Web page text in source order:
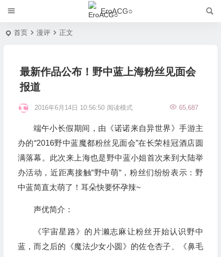
EroACG○
首页 漫评 正文
最新作品公布！野中蓝上海粉丝见面会
报道
2016年6月14日 10:56:50 65,687
阅读模式
端午小长假期间，由《诺诺来自异世界》手游主
办的“2016野中蓝魔都粉丝见面会”在长荣桂冠酒店圆
满落幕。此次来上海也是野中蓝小姐首次来到大陆举
办活动，近距离接触“野中萌“，粉丝们纷纷表示：野
中蓝简直太萌了！耳朵快要怀孕辣~
声优简介：
《宇宙星路》的片濑志麻让粉丝开始认识野中
蓝，而之后的《魔法少女小圆》的佐仓杏子、《鼻毛